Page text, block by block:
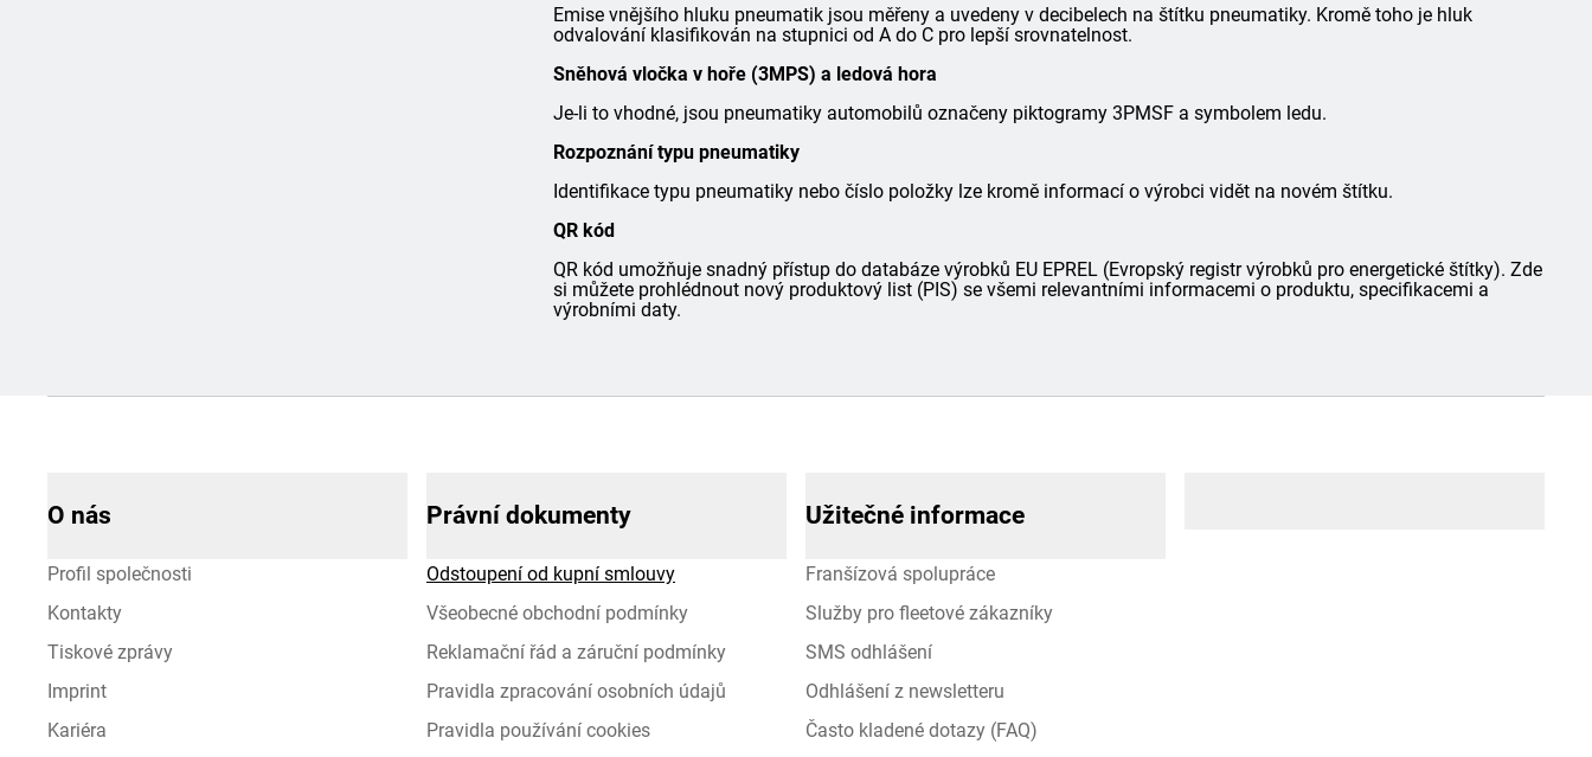
Emise vnějšího hluku pneumatik jsou měřeny a uvedeny v decibelech na štítku pneumatiky. Kromě toho je hluk
odvalování klasifikován na stupnici od A do C pro lepší srovnatelnost.
Sněhová vločka v hoře (3MPS) a ledová hora
Je-li to vhodné, jsou pneumatiky automobilů označeny piktogramy 3PMSF a symbolem ledu.
Rozpoznání typu pneumatiky
Identifikace typu pneumatiky nebo číslo položky lze kromě informací o výrobci vidět na novém štítku.
QR kód
QR kód umožňuje snadný přístup do databáze výrobků EU EPREL (Evropský registr výrobků pro energetické štítky). Zde
si můžete prohlédnout nový produktový list (PIS) se všemi relevantními informacemi o produktu, specifikacemi a
výrobními daty.
O nás
Profil společnosti
Kontakty
Tiskové zprávy
Imprint
Kariéra
Právní dokumenty
Odstoupení od kupní smlouvy
Všeobecné obchodní podmínky
Reklamační řád a záruční podmínky
Pravidla zpracování osobních údajů
Pravidla používání cookies
Užitečné informace
Franšízová spolupráce
Služby pro fleetové zákazníky
SMS odhlášení
Odhlášení z newsletteru
Často kladené dotazy (FAQ)